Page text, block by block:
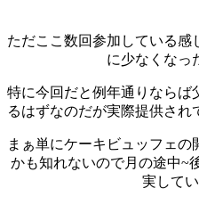
ただここ数回参加している感
に少なくなっ
特に今回だと例年通りならば
るはずなのだが実際提供され
まぁ単にケーキビュッフェ
かも知れないので月の途中~
実して